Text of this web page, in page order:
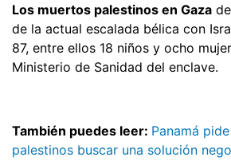
Los muertos palestinos en Gaza
de la actual escalada bélica con
87, entre ellos 18 niños y ocho
Ministerio de Sanidad del enclave.
También puedes leer: Panamá
palestinos buscar una solución